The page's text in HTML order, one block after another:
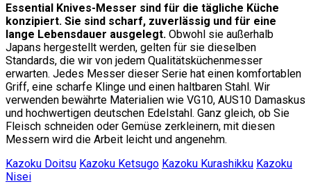
Essential Knives-Messer sind für die tägliche Küche
konzipiert. Sie sind scharf, zuverlässig und für eine
lange Lebensdauer ausgelegt. Obwohl sie außerhalb
Japans hergestellt werden, gelten für sie dieselben
Standards, die wir von jedem Qualitätsküchenmesser
erwarten. Jedes Messer dieser Serie hat einen komfortablen
Griff, eine scharfe Klinge und einen haltbaren Stahl. Wir
verwenden bewährte Materialien wie VG10, AUS10 Damaskus
und hochwertigen deutschen Edelstahl. Ganz gleich, ob Sie
Fleisch schneiden oder Gemüse zerkleinern, mit diesen
Messern wird die Arbeit leicht und angenehm.
Kazoku Doitsu Kazoku Ketsugo Kazoku Kurashikku Kazoku
Nisei